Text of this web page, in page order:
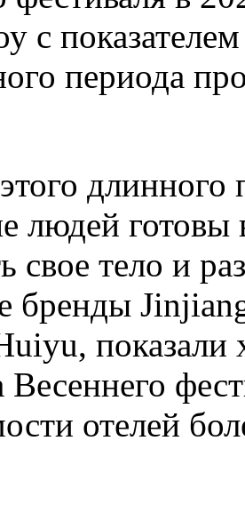
с
периода
длинного
людей готовы
свое тело и
бренды
показали
Весеннего
отелей